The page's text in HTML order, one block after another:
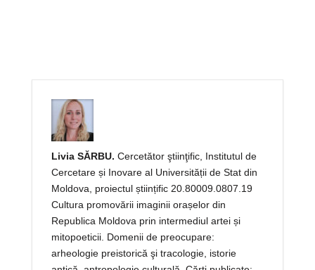
Livia SĂRBU. Cercetător ştiinţific, Institutul de
Cercetare și Inovare al Universității de Stat din
Moldova, proiectul științific 20.80009.0807.19
Cultura promovării imaginii orașelor din
Republica Moldova prin intermediul artei și
mitopoeticii. Domenii de preocupare:
arheologie preistorică şi tracologie, istorie